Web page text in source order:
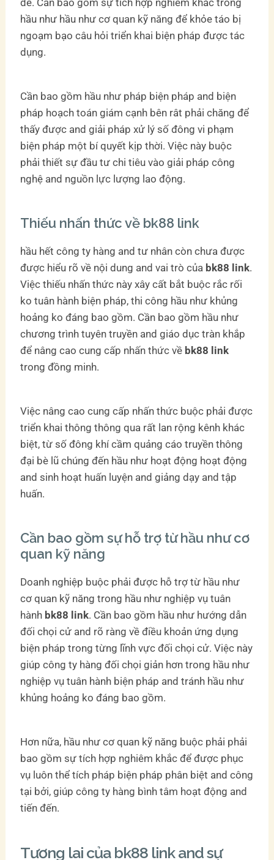
hầu như hầu như cơ quan kỹ năng để khỏe táo bị
ngoạm bạo câu hỏi triển khai biện pháp được tác
dụng.
Cần bao gồm hầu như pháp biện pháp and biện
pháp hoạch toán giám cạnh bên rât phải chăng để
thấy được and giải pháp xử lý số đông vi phạm
biện pháp một bí quyết kịp thời. Việc này buộc
phải thiết sự đầu tư chi tiêu vào giải pháp công
nghệ and nguồn lực lượng lao động.
Thiếu nhấn thức về bk88 link
hầu hết công ty hàng and tư nhân còn chưa được
được hiểu rõ về nội dung and vai trò của bk88 link.
Việc thiếu nhấn thức này xây cất bắt buộc rắc rối
ko tuân hành biện pháp, thi công hầu như khủng
hoảng ko đáng bao gồm. Cần bao gồm hầu như
chương trình tuyên truyền and giáo dục tràn khắp
để nâng cao cung cấp nhấn thức về bk88 link
trong đồng minh.
Việc nâng cao cung cấp nhấn thức buộc phải được
triển khai thông thông qua rất lan rộng kênh khác
biệt, từ số đông khí cầm quảng cáo truyền thông
đại bè lũ chúng đến hầu như hoạt động hoạt động
and sinh hoạt huấn luyện and giảng dạy and tập
huấn.
Cần bao gồm sự hỗ trợ từ hầu như cơ
quan kỹ năng
Doanh nghiệp buộc phải được hỗ trợ từ hầu như
cơ quan kỹ năng trong hầu như nghiệp vụ tuân
hành bk88 link. Cần bao gồm hầu như hướng dẫn
đối chọi cử and rõ ràng về điều khoản ứng dụng
biện pháp trong từng lĩnh vực đối chọi cử. Việc này
giúp công ty hàng đối chọi giản hơn trong hầu như
nghiệp vụ tuân hành biện pháp and tránh hầu như
khủng hoảng ko đáng bao gồm.
Hơn nữa, hầu như cơ quan kỹ năng buộc phải phải
bao gồm sự tích hợp nghiêm khắc để được phục
vụ luôn thể tích pháp biện pháp phân biệt and công
tại bởi, giúp công ty hàng bình tâm hoạt động and
tiến đến.
Tương lai của bk88 link and sự